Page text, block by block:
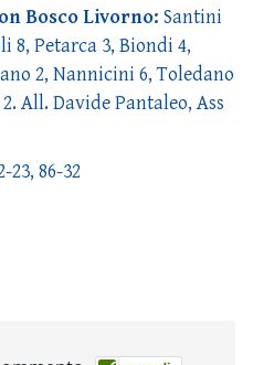
Bosco Livorno: Santini
8, Petarca 3, Biondi 4,
2, Nannicini 6, Toledano
All. Davide Pantaleo, Ass
23, 86-32